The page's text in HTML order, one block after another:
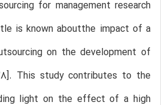
for management research
is known aboutthe impact of a
on the development of
This study contributes to the
light on the effect of a high